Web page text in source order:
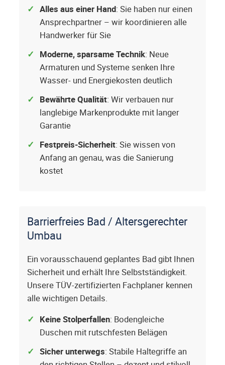
Alles aus einer Hand: Sie haben nur einen
Ansprechpartner – wir koordinieren alle
Handwerker für Sie
Moderne, sparsame Technik: Neue
Armaturen und Systeme senken Ihre
Wasser- und Energiekosten deutlich
Bewährte Qualität: Wir verbauen nur
langlebige Markenprodukte mit langer
Garantie
Festpreis-Sicherheit: Sie wissen von
Anfang an genau, was die Sanierung
kostet
Barrierfreies Bad / Altersgerechter
Umbau
Ein vorausschauend geplantes Bad gibt Ihnen
Sicherheit und erhält Ihre Selbstständigkeit.
Unsere TÜV-zertifizierten Fachplaner kennen
alle wichtigen Details.
Keine Stolperfallen: Bodengleiche
Duschen mit rutschfesten Belägen
Sicher unterwegs: Stabile Haltegriffe an